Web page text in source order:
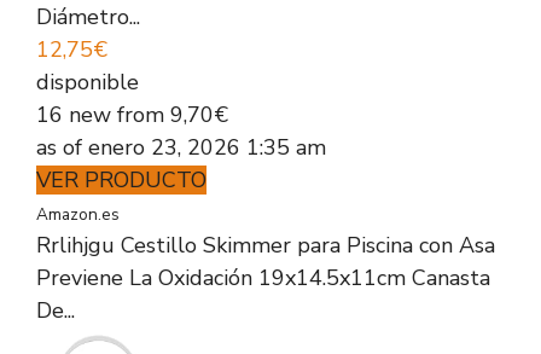
Diámetro...
12,75€
disponible
16 new from 9,70€
as of enero 23, 2026 1:35 am
VER PRODUCTO
Amazon.es
Rrlihjgu Cestillo Skimmer para Piscina con Asa
Previene La Oxidación 19x14.5x11cm Canasta
De...